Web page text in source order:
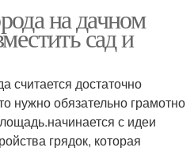
на дачном
сад и
считается достаточно
нужно обязательно грамотно
с идеи
грядок, которая